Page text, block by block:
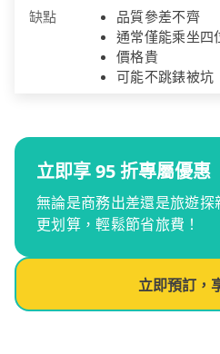
缺點
品質參差不齊
通常僅能乘坐四
價格貴
可能不跳錶被坑
立即享 95 折專屬優惠
無論是商務出差還是旅遊
更划算，輕鬆節省旅費！
立即預訂，